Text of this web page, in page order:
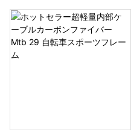
バイクフレーム
ウトドア アクティビティの愛好
家向けに設計されており、優れ
た耐久性とパフォーマンスを提
供します。 内部ケーブルルーテ
せます。